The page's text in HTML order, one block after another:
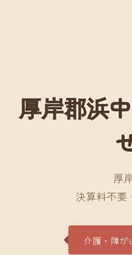
厚岸郡浜
厚
決算料不要
介護・障が